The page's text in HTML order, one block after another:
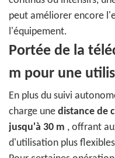
peut améliorer encore
l'équipement.
Portée de la
m pour une
En plus du suivi
charge une distance de
jusqu'à 30 m , offrant
d'utilisation plus